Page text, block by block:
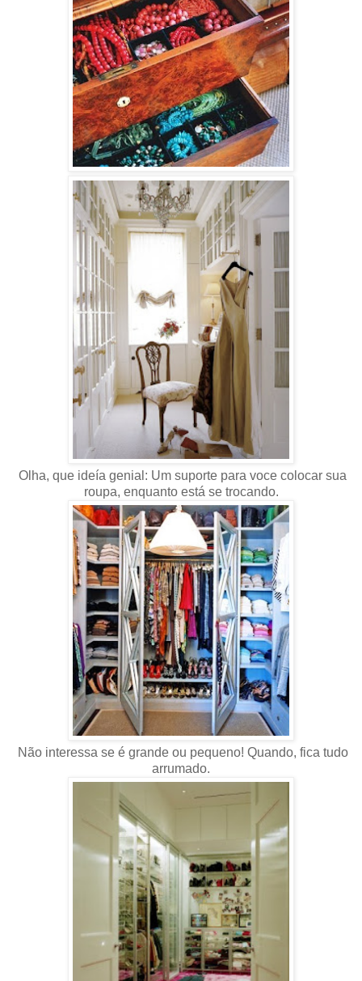
Olha, que ideía genial: Um suporte para voce colocar sua
roupa, enquanto está se trocando.
Não interessa se é grande ou pequeno! Quando, fica tudo
arrumado.